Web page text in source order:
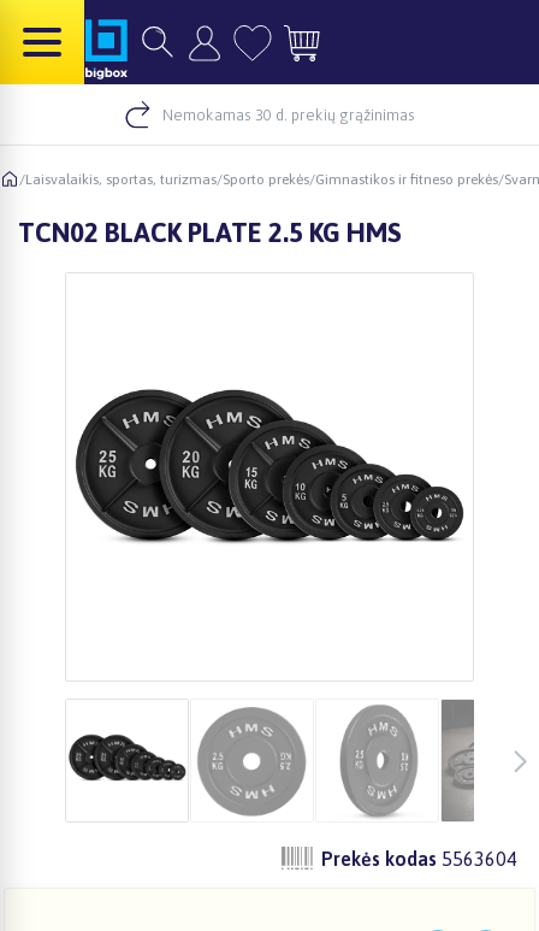
Nemokamas 30 d. prekių grąžinimas
/Laisvalaikis, sportas, turizmas/Sporto prekės/Gimnastikos ir fitneso prekės/
TCN02 BLACK PLATE 2.5 KG HMS
Prekės kodas 5563604